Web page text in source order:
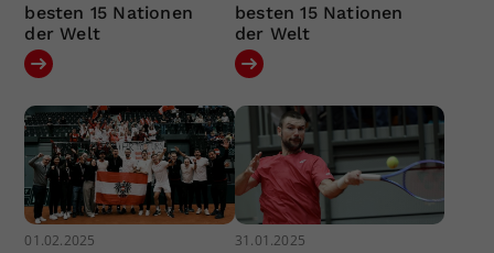
besten 15 Nationen
der Welt
besten 15 Nationen
der Welt
01.02.2025 31.01.2025